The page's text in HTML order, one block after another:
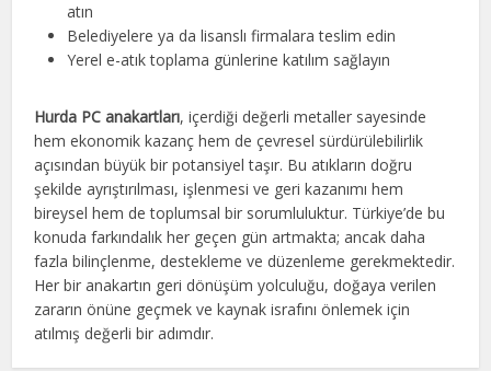
atın
Belediyelere ya da lisanslı firmalara teslim edin
Yerel e-atık toplama günlerine katılım sağlayın
Hurda PC anakartları, içerdiği değerli metaller sayesinde
hem ekonomik kazanç hem de çevresel sürdürülebilirlik
açısından büyük bir potansiyel taşır. Bu atıkların doğru
şekilde ayrıştırılması, işlenmesi ve geri kazanımı hem
bireysel hem de toplumsal bir sorumluluktur. Türkiye’de bu
konuda farkındalık her geçen gün artmakta; ancak daha
fazla bilinçlenme, destekleme ve düzenleme gerekmektedir.
Her bir anakartın geri dönüşüm yolculuğu, doğaya verilen
zararın önüne geçmek ve kaynak israfını önlemek için
atılmış değerli bir adımdır.